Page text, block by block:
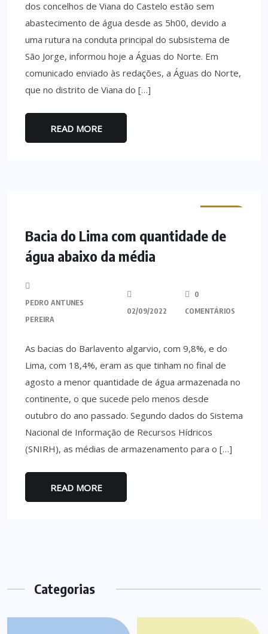
dos concelhos de Viana do Castelo estão sem
abastecimento de água desde as 5h00, devido a
uma rutura na conduta principal do subsistema de
São Jorge, informou hoje a Águas do Norte. Em
comunicado enviado às redações, a Águas do Norte,
que no distrito de Viana do […]
READ MORE
Bacia do Lima com quantidade de
água abaixo da média
PEDRO ANTUNES
PEREIRA
02/09/2022
0
COMENTÁRIOS
As bacias do Barlavento algarvio, com 9,8%, e do
Lima, com 18,4%, eram as que tinham no final de
agosto a menor quantidade de água armazenada no
continente, o que sucede pelo menos desde
outubro do ano passado. Segundo dados do Sistema
Nacional de Informação de Recursos Hídricos
(SNIRH), as médias de armazenamento para o […]
READ MORE
Categorias